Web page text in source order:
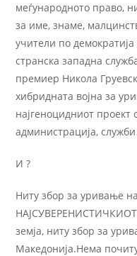
меѓународното право,
за име, знаме,
учители по
странска западна
премиер Никола
хибридната војна за
најгеноцидниот проект
администрација,
И ?
Ниту збор за уривање
НАЈСУВЕРЕНИСТИЧКИОТ
земја, ниту збор за
Македонија.Нема